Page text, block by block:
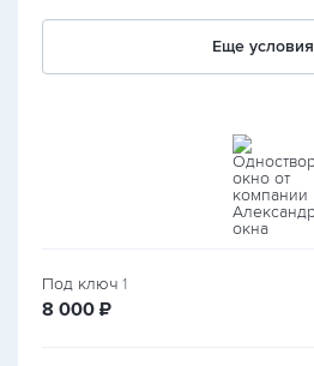
Еще условия
Под ключ 1
8 000 руб.
₽